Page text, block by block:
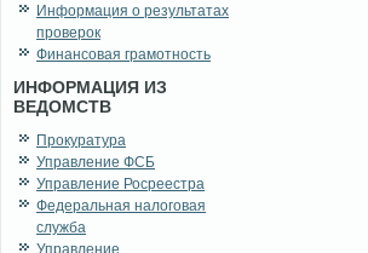
Информация о результатах
проверок
Финансовая грамотность
ИНФОРМАЦИЯ ИЗ
ВЕДОМСТВ
Прокуратура
Управление ФСБ
Управление Росреестра
Федеральная налоговая
служба
Управление